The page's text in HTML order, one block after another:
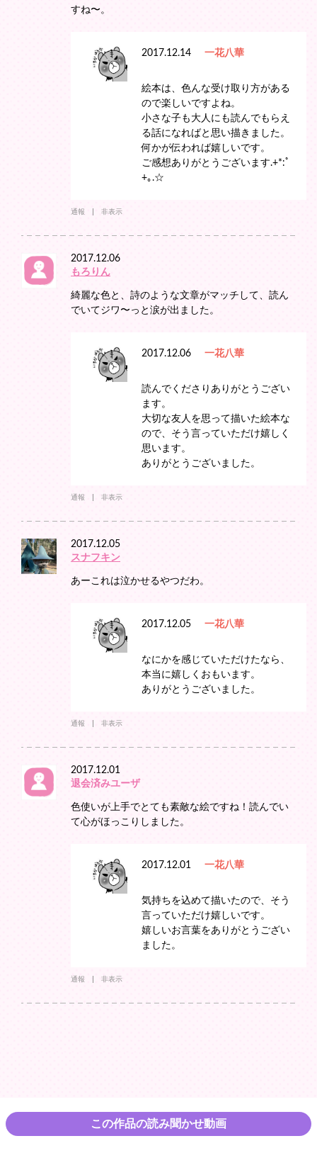
すね〜。
2017.12.14 一花八華
絵本は、色んな受け取り方がある
ので楽しいですよね。
小さな子も大人にも読んでもらえ
る話になればと思い描きました。
何かが伝われば嬉しいです。
ご感想ありがとうございます.+*:ﾟ
+｡.☆
通報 非表示
2017.12.06
もろりん
綺麗な色と、詩のような文章がマッチして、読ん
でいてジワ〜っと涙が出ました。
2017.12.06 一花八華
読んでくださりありがとうござい
ます。
大切な友人を思って描いた絵本な
ので、そう言っていただけ嬉しく
思います。
ありがとうございました。
通報 非表示
2017.12.05
スナフキン
あーこれは泣かせるやつだわ。
2017.12.05 一花八華
なにかを感じていただけたなら、
本当に嬉しくおもいます。
ありがとうございました。
通報 非表示
2017.12.01
退会済みユーザ
色使いが上手でとても素敵な絵ですね！読んでい
て心がほっこりしました。
2017.12.01 一花八華
気持ちを込めて描いたので、そう
言っていただけ嬉しいです。
嬉しいお言葉をありがとうござい
ました。
通報 非表示
この作品の読み聞かせ動画